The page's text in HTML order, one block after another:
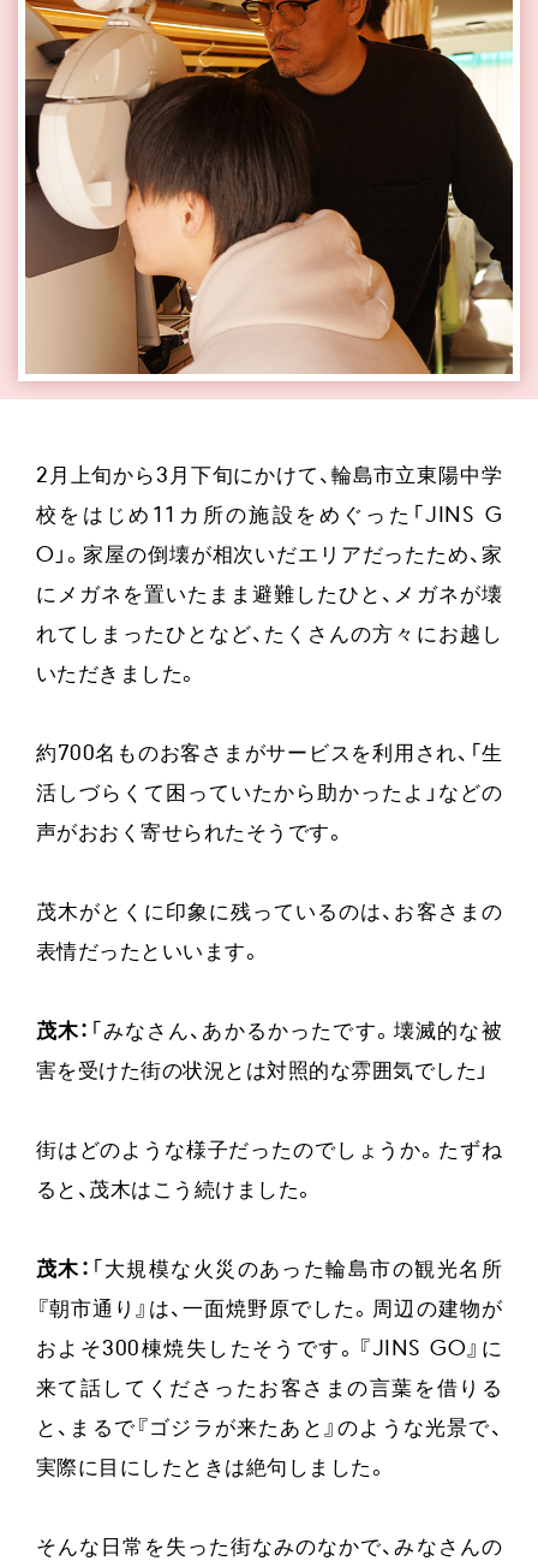
2月上旬から3月下旬にかけて、輪島市立東陽中学
校をはじめ11カ所の施設をめぐった「JINS G
O」。家屋の倒壊が相次いだエリアだったため、家
にメガネを置いたまま避難したひと、メガネが壊
れてしまったひとなど、たくさんの方々にお越し
いただきました。
約700名ものお客さまがサービスを利用され、「生
活しづらくて困っていたから助かったよ」などの
声がおおく寄せられたそうです。
茂木がとくに印象に残っているのは、お客さまの
表情だったといいます。
茂木： 「みなさん、あかるかったです。壊滅的な被
害を受けた街の状況とは対照的な雰囲気でした」
街はどのような様子だったのでしょうか。たずね
ると、茂木はこう続けました。
茂木： 「大規模な火災のあった輪島市の観光名所
『朝市通り』は、一面焼野原でした。周辺の建物が
およそ300棟焼失したそうです。『JINS GO』に
来て話してくださったお客さまの言葉を借りる
と、まるで『ゴジラが来たあと』のような光景で、
実際に目にしたときは絶句しました。
そんな日常を失った街なみのなかで、みなさんの